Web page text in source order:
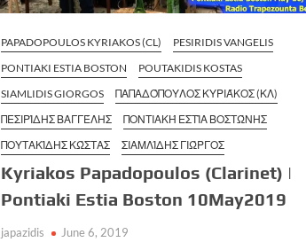
PAPADOPOULOS KYRIAKOS (CL)
PESIRIDIS VANGELIS
PONTIAKI ESTIA BOSTON
POUTAKIDIS KOSTAS
SIAMLIDIS GIORGOS
ΠΑΠΑΔΌΠΟΥΛΟΣ ΚΥΡΙΆΚΟΣ (ΚΛ)
ΠΕΣΙΡΊΔΗΣ ΒΑΓΓΈΛΗΣ
ΠΟΝΤΙΑΚΉ ΕΣΤΊΑ ΒΟΣΤΏΝΗΣ
ΠΟΥΤΑΚΊΔΗΣ ΚΏΣΤΑΣ
ΣΙΑΜΛΊΔΗΣ ΓΙΏΡΓΟΣ
Kyriakos Papadopoulos (Clarinet) |
Pontiaki Estia Boston 10May2019
japazidis June 6, 2019